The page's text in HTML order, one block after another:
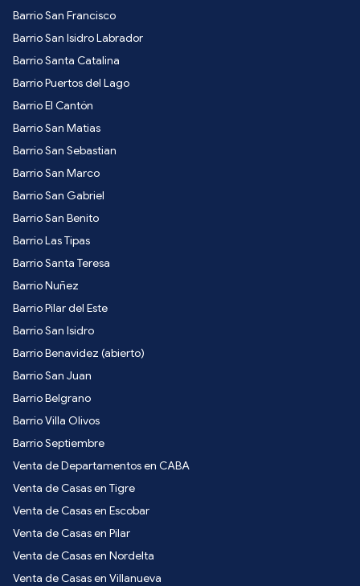
Barrio San Francisco
Barrio San Isidro Labrador
Barrio Santa Catalina
Barrio Puertos del Lago
Barrio El Cantón
Barrio San Matias
Barrio San Sebastian
Barrio San Marco
Barrio San Gabriel
Barrio San Benito
Barrio Las Tipas
Barrio Santa Teresa
Barrio Nuñez
Barrio Pilar del Este
Barrio San Isidro
Barrio Benavidez (abierto)
Barrio San Juan
Barrio Belgrano
Barrio Villa Olivos
Barrio Septiembre
Venta de Departamentos en CABA
Venta de Casas en Tigre
Venta de Casas en Escobar
Venta de Casas en Pilar
Venta de Casas en Nordelta
Venta de Casas en Villanueva